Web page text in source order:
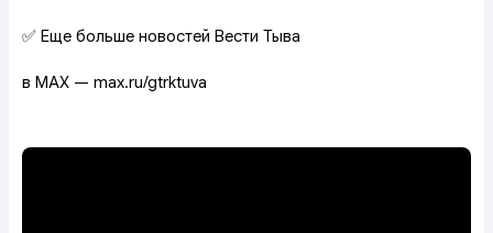
✅ Еще больше новостей Вести Тыва
в MAX — max.ru/gtrktuva